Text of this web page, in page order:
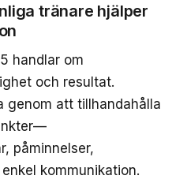
tränare hjälper
handlar om
och resultat.
genom att tillhandahålla
påminnelser,
kommunikation.